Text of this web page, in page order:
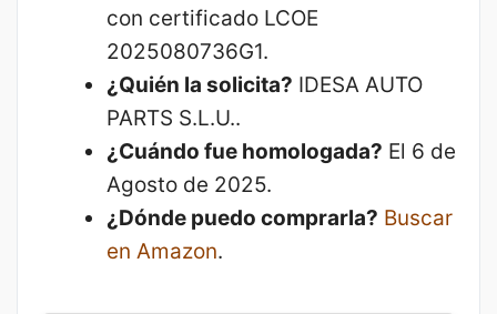
con certificado LCOE
2025080736G1.
¿Quién la solicita? IDESA AUTO
PARTS S.L.U..
¿Cuándo fue homologada? El 6 de
Agosto de 2025.
¿Dónde puedo comprarla? Buscar
en Amazon.